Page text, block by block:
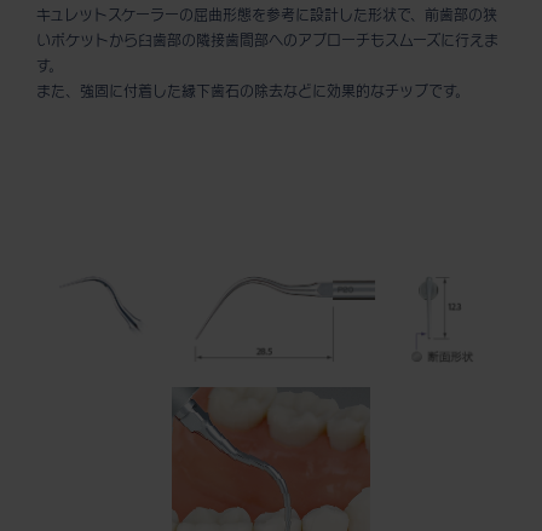
キュレットスケーラーの屈曲形態を参考に設計した形状で、前歯部の狭
いポケットから臼歯部の隣接歯間部へのアプローチもスムーズに行えま
す。
また、強固に付着した縁下歯石の除去などに効果的なチップです。